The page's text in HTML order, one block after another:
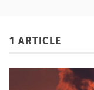
1 ARTICLE